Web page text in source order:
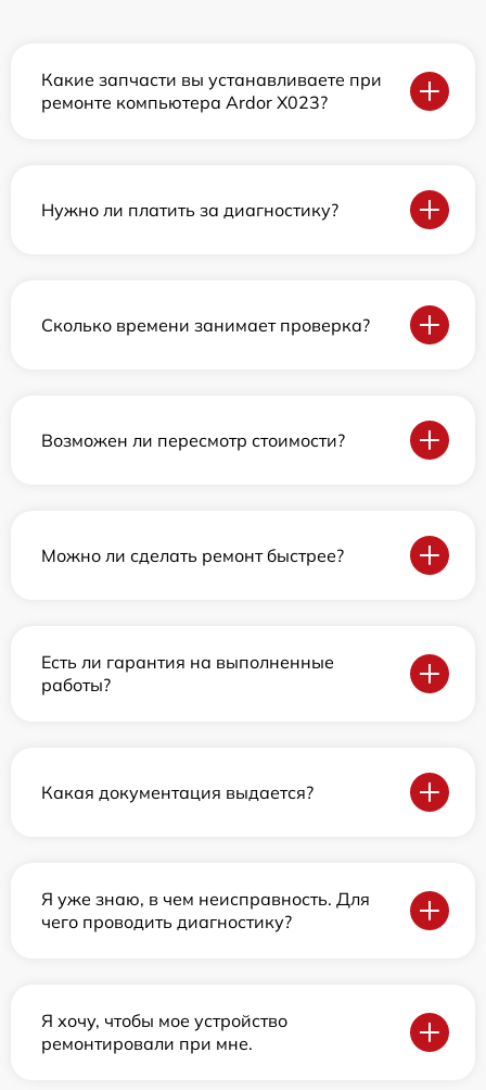
Какие запчасти вы устанавливаете при
ремонте компьютера Ardor X023?
Нужно ли платить за диагностику?
Сколько времени занимает проверка?
Возможен ли пересмотр стоимости?
Можно ли сделать ремонт быстрее?
Есть ли гарантия на выполненные
работы?
Какая документация выдается?
Я уже знаю, в чем неисправность. Для
чего проводить диагностику?
Я хочу, чтобы мое устройство
ремонтировали при мне.